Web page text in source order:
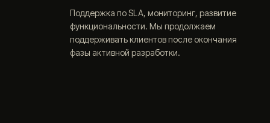
Поддержка по SLA, мониторинг, развитие
функциональности. Мы продолжаем
поддерживать клиентов после окончания
фазы активной разработки.